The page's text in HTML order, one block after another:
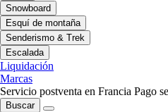
Snowboard
Esquí de montaña
Senderismo & Trek
Escalada
Liquidación
Marcas
Servicio postventa en Francia Pago
Buscar